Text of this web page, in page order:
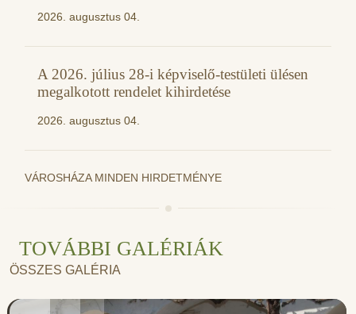
2026. augusztus 04.
A 2026. július 28-i képviselő-testületi ülésen
megalkotott rendelet kihirdetése
2026. augusztus 04.
VÁROSHÁZA MINDEN HIRDETMÉNYE
TOVÁBBI GALÉRIÁK
ÖSSZES GALÉRIA